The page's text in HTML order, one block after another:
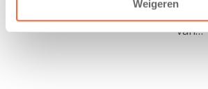
Weigeren
van…